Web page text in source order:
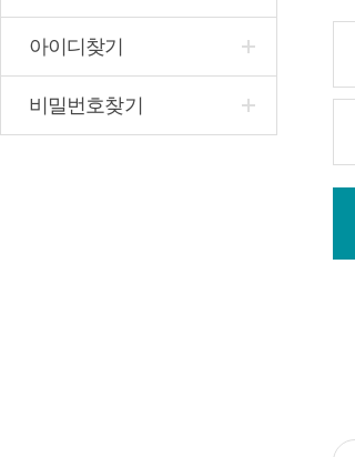
아이디찾기
비밀번호찾기